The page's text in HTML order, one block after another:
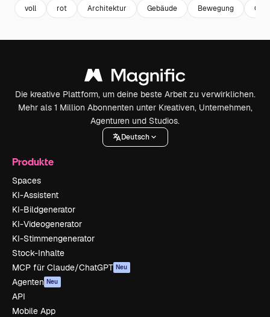
voll rot Architektur Gebäude Bewegung Grün
Die kreative Plattform, um deine beste Arbeit zu verwirklichen.
Mehr als 1 Million Abonnenten unter Kreativen, Unternehmen,
Agenturen und Studios.
Deutsch
Produkte
Spaces
KI-Assistent
KI-Bildgenerator
KI-Videogenerator
KI-Stimmengenerator
Stock-Inhalte
MCP für Claude/ChatGPT Neu
Agenten Neu
API
Mobile App